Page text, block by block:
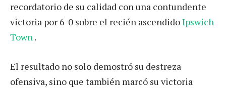
recordatorio de su calidad con una contundente
victoria por 6-0 sobre el recién ascendidoIpswich
Town.
El resultado no solo demostró su destreza
ofensiva, sino que también marcó su victoria